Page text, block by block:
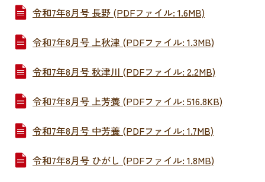
令和7年8月号 長野 (PDFファイル: 1.6MB)
令和7年8月号 上秋津 (PDFファイル: 1.3MB)
令和7年8月号 秋津川 (PDFファイル: 2.2MB)
令和7年8月号 上芳養 (PDFファイル: 516.8KB)
令和7年8月号 中芳養 (PDFファイル: 1.7MB)
令和7年8月号 ひがし (PDFファイル: 1.8MB)